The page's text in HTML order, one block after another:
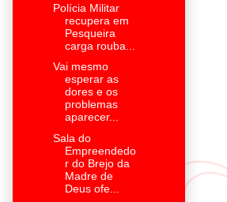
Polícia Militar
recupera em
Pesqueira
carga rouba...
Vai mesmo
esperar as
dores e os
problemas
aparecer...
Sala do
Empreendedo
r do Brejo da
Madre de
Deus ofe...